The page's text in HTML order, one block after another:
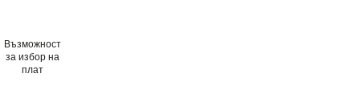
Възможност
за избор на
плат